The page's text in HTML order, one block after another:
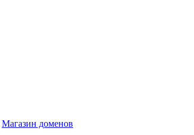
Магазин доменов